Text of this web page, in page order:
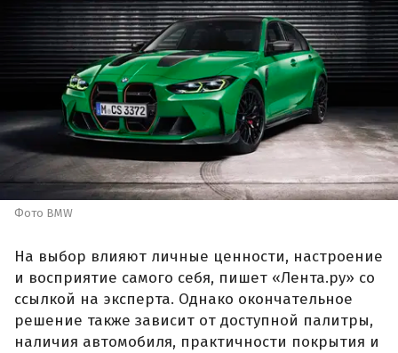
Фото BMW
На выбор влияют личные ценности, настроение
и восприятие самого себя, пишет «Лента.ру» со
ссылкой на эксперта. Однако окончательное
решение также зависит от доступной палитры,
наличия автомобиля, практичности покрытия и